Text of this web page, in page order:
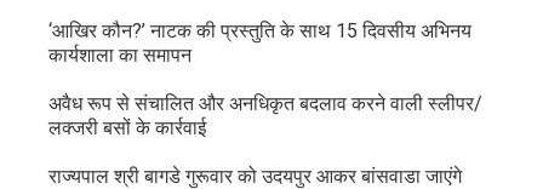
‘आखिर कौन?’ नाटक की प्रस्तुति के साथ 15 दिवसीय अभिनय
कार्यशाला का समापन
अवैध रूप से संचालित और अनधिकृत बदलाव करने वाली स्लीपर/
लक्जरी बसों के कार्रवाई
राज्यपाल श्री बागडे गुरूवार को उदयपुर आकर बांसवाडा जाएंगे